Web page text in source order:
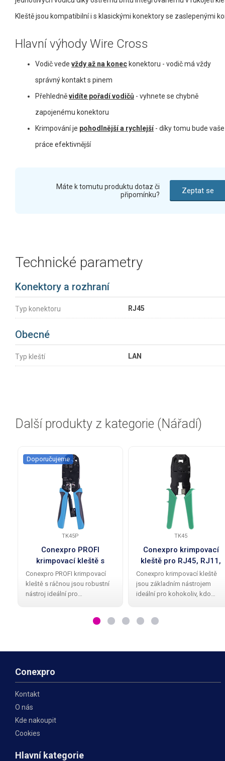
Kleště jsou kompatibilní i s klasickými konektory se zaslepenými
Hlavní výhody Wire Cross
Vodič vede vždy až na konec konektoru - vodič má vždy
správný kontakt s pinem
Přehledněvidíte pořadí vodičů - vyhnete se chybně
zapojenému konektoru
Krimpování je pohodlnější a rychlejší- díky tomu bude vaše
práce efektivnější
Máte k tomutu produktu dotaz či
připomínku?
Zeptat se
Technické parametry
Konektory a rozhraní
Typ konektoru RJ45
Obecné
Typ kleští LAN
Další produkty z kategorie (Nářadí)
TK45P
Conexpro PROFI
krimpovací kleště s
ráčnou pro konektory
RJ45, RJ9, RJ11 a RJ12
Doporučujeme
Conexpro PROFI krimpovací
kleště s ráčnou jsou robustní
nástroj ideální pro
TK45
Conexpro krimpovací
kleště pro RJ45, RJ11,
RJ12
Conexpro krimpovací kleště
jsou základním nástrojem
ideální pro kohokoliv, kdo
zelenými měkčenými rukojeťmi
Conexpro
Kontakt
O nás
Kde nakoupit
Cookies
Hlavní kategorie